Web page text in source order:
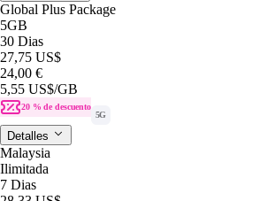
Global Plus Package
5GB
30 Dias
27,75 US$
24,00 €
5,55 US$/GB
20 % de descuento
5G
Detalles
Malaysia
Ilimitada
7 Dias